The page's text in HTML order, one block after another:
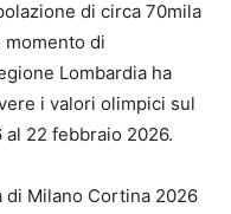
di circa 70mila
momento di
Lombardia ha
i valori olimpici sul
22 febbraio 2026.
di Milano Cortina 2026